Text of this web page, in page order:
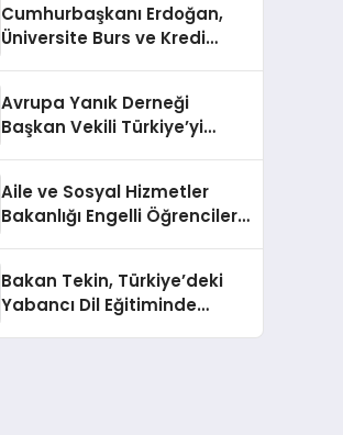
Cumhurbaşkanı Erdoğan,
Üniversite Burs ve Kredi
Avrupa Yanık Derneği
Başkan Vekili Türkiye’yi
Aile ve Sosyal Hizmetler
Bakanlığı Engelli Öğrencilere
Bakan Tekin, Türkiye’deki
Yabancı Dil Eğitiminde